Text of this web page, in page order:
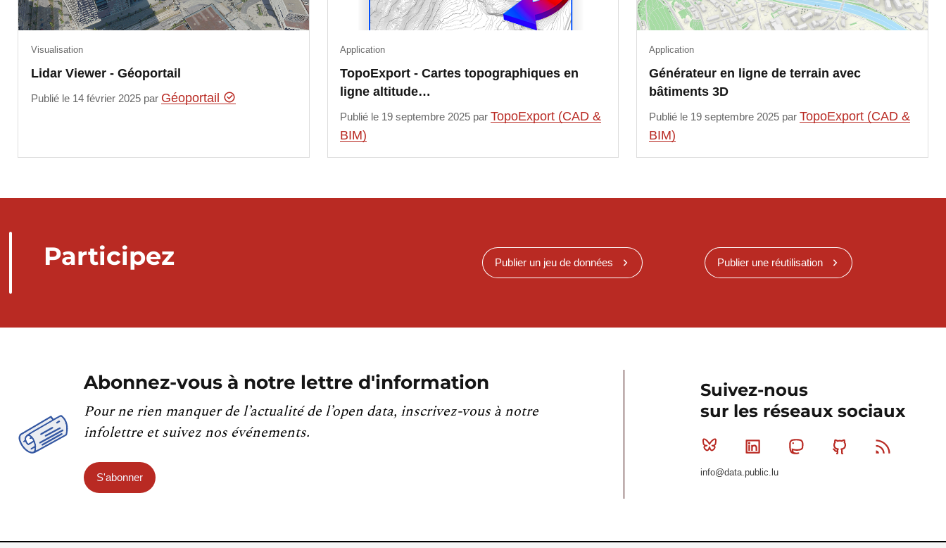
Lidar Viewer - Géoportail
Visualisation
Publié le 14 février 2025 par Géoportail
TopoExport - Cartes topographiques en
ligne altitude…
Application
Publié le 19 septembre 2025 parTopoExport (CAD &
BIM)
Générateur en ligne de terrain avec
bâtiments 3D
Application
Publié le 19 septembre 2025 parTopoExport (CAD &
BIM)
Participez Publier un jeu de données Publier une réutilisation
Abonnez-vous à notre lettre d'information
Pour ne rien manquer de l’actualité de l’open data, inscrivez-vous à notre
infolettre et suivez nos événements.
S'abonner
Suivez-nous
sur les réseaux sociaux
Bluesky Linkedin MastodonGithub
info@data.public.lu